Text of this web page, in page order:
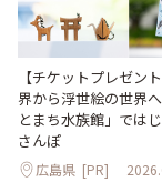
【チケットプレゼン
界から浮世絵の世界
とまち水族館」では
さんぽ
広島県 [PR]